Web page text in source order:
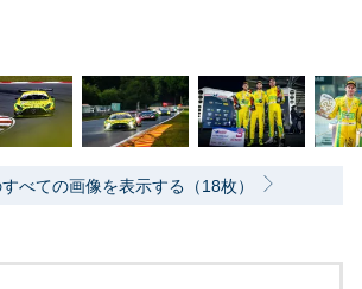
べての画像を表示する（18枚）